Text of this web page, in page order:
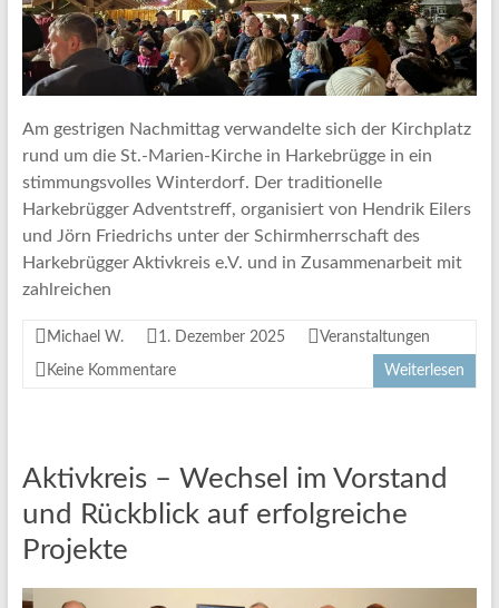
Am gestrigen Nachmittag verwandelte sich der Kirchplatz
rund um die St.-Marien-Kirche in Harkebrügge in ein
stimmungsvolles Winterdorf. Der traditionelle
Harkebrügger Adventstreff, organisiert von Hendrik Eilers
und Jörn Friedrichs unter der Schirmherrschaft des
Harkebrügger Aktivkreis e.V. und in Zusammenarbeit mit
zahlreichen
Michael W. 1. Dezember 2025 Veranstaltungen
Keine Kommentare Weiterlesen
Aktivkreis – Wechsel im Vorstand
und Rückblick auf erfolgreiche
Projekte